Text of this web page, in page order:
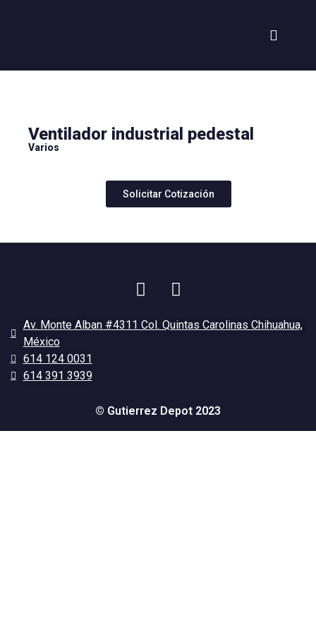
Ventilador industrial pedestal
Varios
Solicitar Cotización
Av. Monte Alban #4311 Col. Quintas Carolinas Chihuahua,
México
614 124 0031
614 391 3939
© Gutierrez Depot 2023